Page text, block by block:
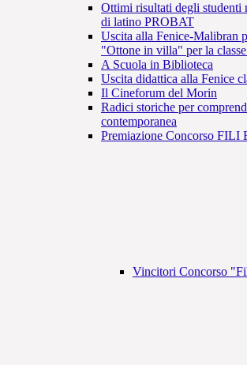
Ottimi risultati degli studenti
di latino PROBAT
Uscita alla Fenice-Malibran
"Ottone in villa" per la
A Scuola in Biblioteca
Uscita didattica alla Fenice
Il Cineforum del Morin
Radici storiche per
contemporanea
Premiazione Concorso FILI
Vincitori Concorso